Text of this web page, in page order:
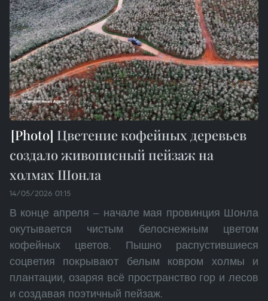
Цветение кофейных деревьев
создало живописный пейзаж на
холмах Шонла
14/05/2026 01:15
В конце апреля — начале мая провинция Шонла
окутывается чистым белоснежным цветом
кофейных цветов. Пышно распустившиеся
соцветия покрывают белым ковром холмы и
плантации, озаряя всё пространство гор и лесов
и создавая поэтичный пейзаж.